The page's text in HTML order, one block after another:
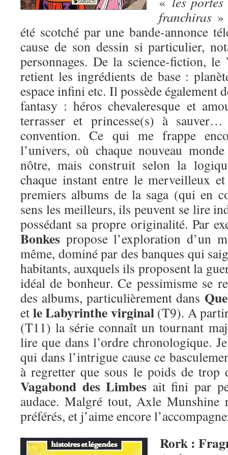
franchiras »
été scotché par une bande-annonce
cause de son dessin si particulier,
personnages. De la science-fiction, le
retient les ingrédients de base :
espace infini etc. Il possède également
fantasy : héros chevaleresque et
terrasser et princesse(s) à
convention. Ce qui me frappe
l’univers, où chaque nouveau
nôtre, mais construit selon la
chaque instant entre le merveilleux
premiers albums de la saga (qui en
sens les meilleurs, ils peuvent se lire
possédant sa propre originalité. Par
Bonkes propose l’exploration d’un
même, dominé par des banques qui
habitants, auxquels ils proposent la
idéal de bonheur. Ce pessimisme se
des albums, particulièrement dans
et le Labyrinthe virginal(T9). A
(T11) la série connaît un tournant
lire que dans l’ordre chronologique.
qui dans l’intrigue cause ce
à regretter que sous le poids de
Vagabond des Limbes ait fini par
audace. Malgré tout, Axle Munshine
préférés, et j’aime encore
Rork :